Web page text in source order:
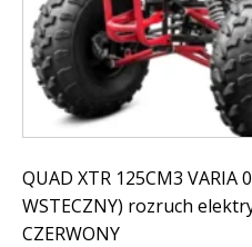
QUAD XTR 125CM3 VARIA
WSTECZNY) rozruch
CZERWONY